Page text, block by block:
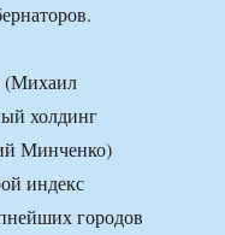
(Михаил
холдинг
Минченко)
индекс
городов